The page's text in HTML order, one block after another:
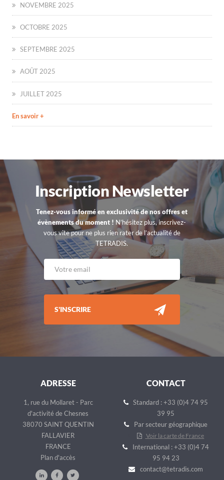
NOVEMBRE 2025
OCTOBRE 2025
SEPTEMBRE 2025
AOÛT 2025
JUILLET 2025
En savoir +
Inscription Newsletter
Tenez-vous informé en exclusivité de nos offres et
évènements du moment ! N’hésitez plus, inscrivez-
vous vite pour ne plus rien rater de l’actualité de
TETRADIS.
S'INSCRIRE
ADRESSE
1, rue du Mollaret - Parc
d'activité de Chesnes
38070 SAINT QUENTIN
FALLAVIER
FRANCE
Plan d'accès
CONTACT
Standard : +33 (0)4 74 95
39 95
Par secteur géographique
Voir la carte de France
International : +33 (0)4 74
95 94 23
contact@tetradis.com